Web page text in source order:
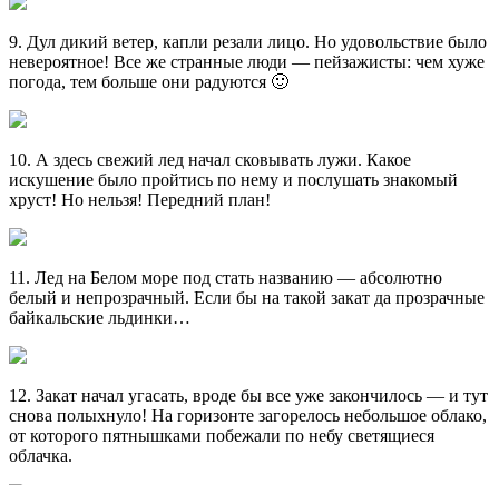
9. Дул дикий ветер, капли резали лицо. Но удовольствие было
невероятное! Все же странные люди — пейзажисты: чем хуже
погода, тем больше они радуются 🙂
10. А здесь свежий лед начал сковывать лужи. Какое
искушение было пройтись по нему и послушать знакомый
хруст! Но нельзя! Передний план!
11. Лед на Белом море под стать названию — абсолютно
белый и непрозрачный. Если бы на такой закат да прозрачные
байкальские льдинки…
12. Закат начал угасать, вроде бы все уже закончилось — и тут
снова полыхнуло! На горизонте загорелось небольшое облако,
от которого пятнышками побежали по небу светящиеся
облачка.